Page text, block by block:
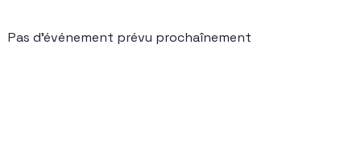
Pas d'événement prévu prochaînement